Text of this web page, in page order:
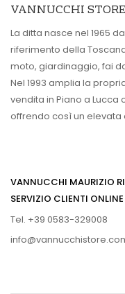
VANNUCCHI STORE
La ditta nasce nel 1965
riferimento della
moto, giardinaggio, fai
Nel 1993 amplia la
vendita in Piano a
offrendo così un elevata
VANNUCCHI MAURIZIO
SERVIZIO CLIENTI ONLINE
Tel. +39 0583-329008